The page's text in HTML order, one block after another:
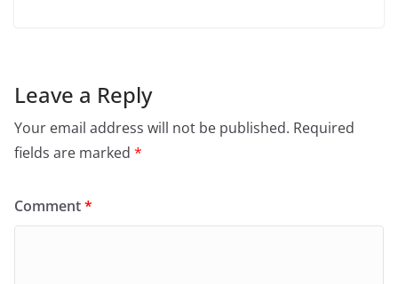
Leave a Reply
Your email address will not be published. Required
fields are marked *
Comment*